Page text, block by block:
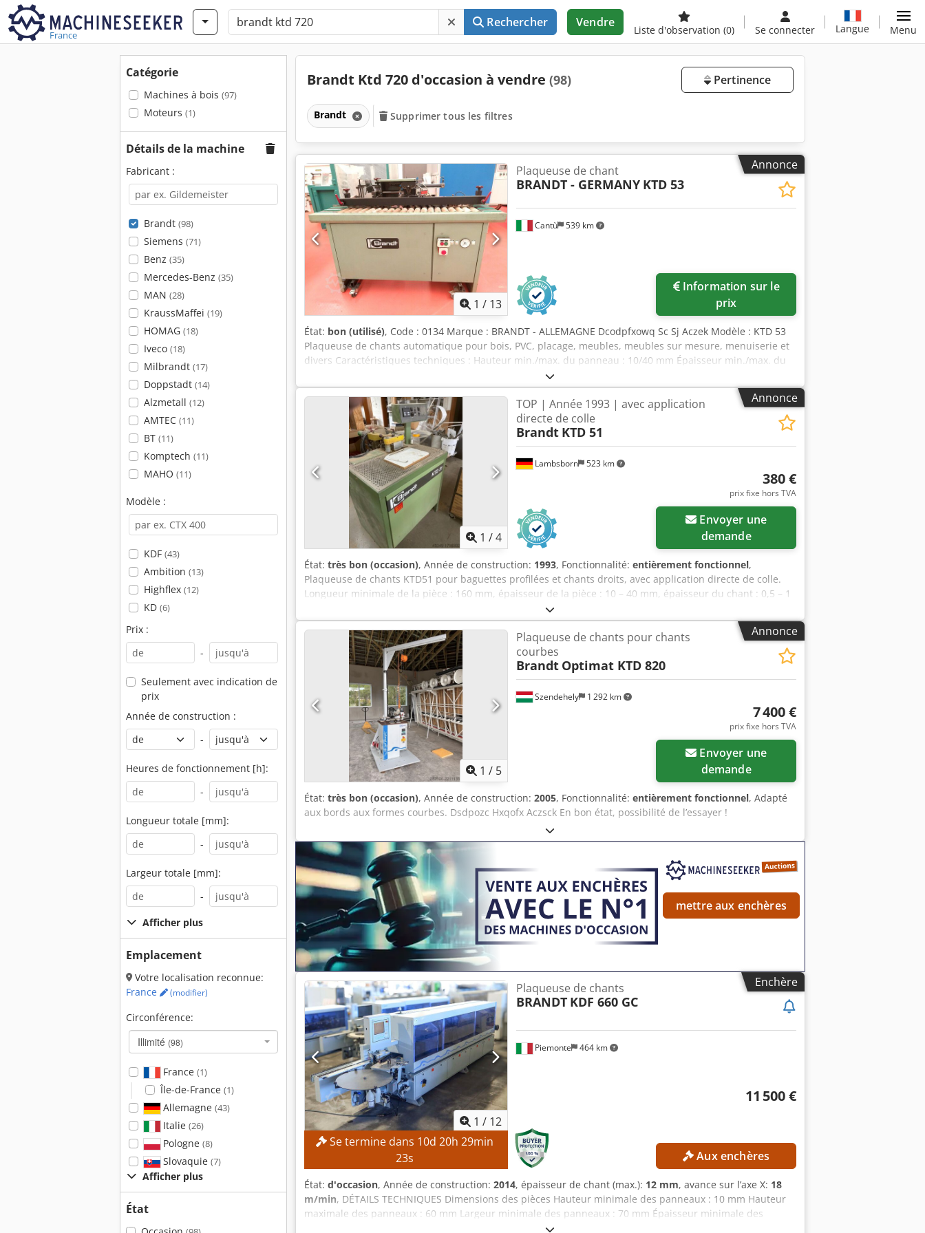
France
Rechercher Vendre
Liste d'observation (0) Se connecter Langue Menu
Catégorie
Machines à bois (97)
Moteurs (1)
Détails de la machine
Fabricant :
Brandt (98)
Siemens (71)
Benz (35)
Mercedes-Benz (35)
MAN (28)
KraussMaffei (19)
HOMAG (18)
Iveco (18)
Milbrandt (17)
Doppstadt (14)
Alzmetall (12)
AMTEC (11)
BT (11)
Komptech (11)
MAHO (11)
Modèle :
KDF (43)
Ambition (13)
Highflex (12)
KD (6)
Prix :
-
Seulement avec indication de
prix
Année de construction :
-
Heures de fonctionnement [h]:
-
Longueur totale [mm]:
-
Largeur totale [mm]:
-
Afficher plus
Emplacement
Votre localisation reconnue:
France
(modifier)
Circonférence:
Illimité (98)
France (1)
Île-de-France (1)
Allemagne (43)
Italie (26)
Pologne (8)
Slovaquie (7)
Afficher plus
État
Brandt Ktd 720 d'occasion à vendre (98) Pertinence
Brandt Supprimer tous les filtres
Annonce
1 / 13
Cantù 539 km
Plaqueuse de chant
BRANDT - GERMANY KTD 53
Information sur le
prix
État: bon (utilisé), Code : 0134 Marque : BRANDT - ALLEMAGNE Dcodpfxowq Sc Sj Aczek Modèle : KTD 53
Plaqueuse de chants automatique pour bois, PVC, placage, meubles, meubles sur mesure, menuiserie et
divers Caractéristiques techniques : Hauteur min./max. du panneau : 10/40 mm Épaisseur min./max. du
chant : 0,4 - 1,5 mm Vitesse d’avance : 7 m/min sur convoyeur à rouleaux motorisé Largeur min. du
panneau : 65 mm Composition : Unité d’encollage Unité de coupe et de cisaillement Unité de coupe en
bout Unité de coupe supérieure/inférieure Roues sur la base pour une manipulation aisée Volt : 380/50
Puissance totale : 4,5 kW Air comprimé : 6 bar Dimensions hors tout : 1800 mm x 615 x 1170 h Poids :
Annonce
1 /4
Lambsborn 523 km
TOP | Année 1993 | avec application
directe de colle
Brandt KTD 51
380 €
prix fixe hors TVA
demande
État: très bon (occasion), Année de construction: 1993, Fonctionnalité: entièrement fonctionnel,
Plaqueuse de chants KTD51 pour baguettes profilées et chants droits, avec application directe de colle.
Longueur minimale de la pièce : 160 mm, épaisseur de la pièce : 10 – 40 mm, épaisseur du chant : 0,5 – 1
mm, rayon intérieur env. 25 mm. Année de fabrication : 1993, avance réglable de 4 à 9 m/min, 2,6 kW, 400
Volts. Transport possible avec supplément ! En raison de l’ancienneté de la machine d’occasion, toute
garantie est exclue en cas de vente à des clients professionnels. Dcodpfsvf H I Tex Aczek
Annonce
1 / 5
Szendehely 1 292 km
Plaqueuse de chants pour chants
courbes
Brandt Optimat KTD 820
7 400 €
prix fixe hors TVA
demande
État: très bon (occasion), Année de construction: 2005, Fonctionnalité: entièrement fonctionnel, Adapté
aux bords aux formes courbes. Dsdpozc Hxqofx Aczsck En bon état, possibilité de l’essayer !
mettre aux enchères
Enchère
1 / 12
Se termine dans 10d 20h 29min
21s
Piemonte 464 km
Plaqueuse de chants
BRANDT KDF 660 GC
11 500 €
Aux enchères
État: d'occasion, Année de construction: 2014, épaisseur de chant (max.): 12 mm, avance sur l’axe X: 18
m/min, DÉTAILS TECHNIQUES Dimensions des pièces Hauteur minimale des panneaux : 10 mm Hauteur
maximale des panneaux : 60 mm Largeur minimale des panneaux : 70 mm Épaisseur minimale des
chants : 0,4 mm Épaisseur maximale des chants : 12 mm Vitesse d’avance maximale : 18 m/min Avance et